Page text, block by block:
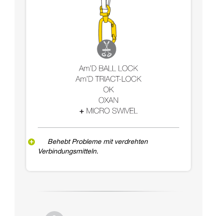
Behebt Probleme mit verdrehten
Verbindungsmitteln.